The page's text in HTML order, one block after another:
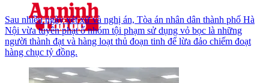
Sau nhiều ngày xét xử và nghị án, Tòa án nhân dân thành phố Hà
Nội vừa tuyên phạt ổ nhóm tội phạm sử dụng vỏ bọc là những
người thành đạt và hàng loạt thủ đoạn tinh để lừa đảo chiếm đoạt
hàng chục tỷ đồng.